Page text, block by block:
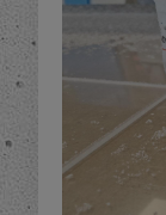
cena:
DO